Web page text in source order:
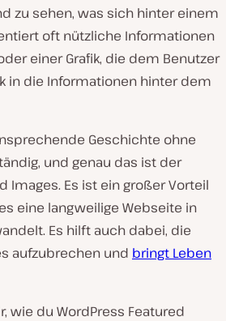
zu sehen, was sich hinter einem
oft nützliche Informationen
einer Grafik, die dem Benutzer
in die Informationen hinter dem
Geschichte ohne
und genau das ist der
Images. Es ist ein großer Vorteil
eine langweilige Webseite in
Es hilft auch dabei, die
aufzubrechen und bringt Leben
wie du WordPress Featured